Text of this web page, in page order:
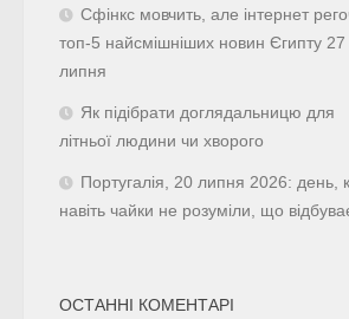
Сфінкс мовчить, але інтернет
топ-5 найсмішніших новин Єгипту 27
липня
Як підібрати доглядальницю для
літньої людини чи хворого
Португалія, 20 липня 2026: день,
навіть чайки не розуміли, що
ОСТАННІ КОМЕНТАРІ